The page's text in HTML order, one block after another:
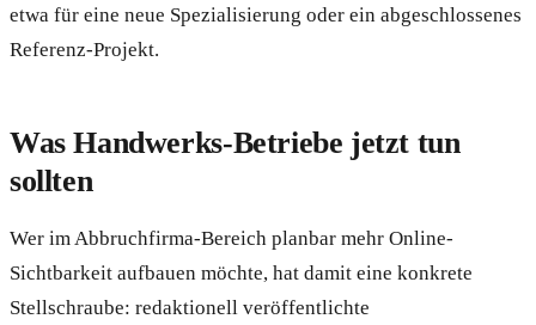
etwa für eine neue Spezialisierung oder ein abgeschlossenes
Referenz-Projekt.
Was Handwerks-Betriebe jetzt tun
sollten
Wer im Abbruchfirma-Bereich planbar mehr Online-
Sichtbarkeit aufbauen möchte, hat damit eine konkrete
Stellschraube: redaktionell veröffentlichte